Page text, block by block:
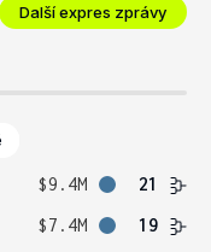
Další expres zprávy
$9.4M
21
$7.4M 19